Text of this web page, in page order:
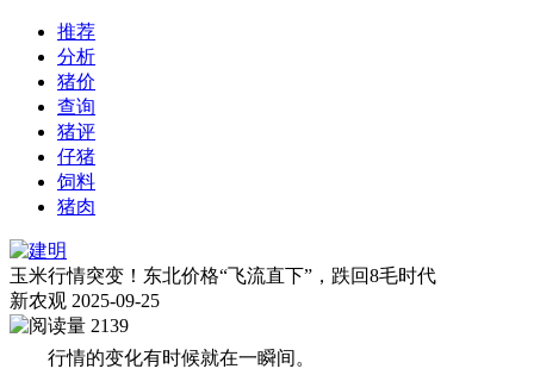
推荐
分析
猪价
查询
猪评
仔猪
饲料
猪肉
玉米行情突变！东北价格“飞流直下”，跌回8毛时代
新农观 2025-09-25
2139
行情的变化有时候就在一瞬间。